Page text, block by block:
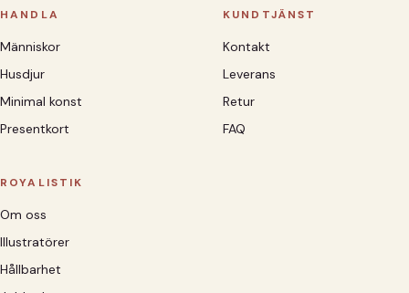
HANDLA
Människor
Husdjur
Minimal konst
Presentkort
KUNDTJÄNST
Kontakt
Leverans
Retur
FAQ
ROYALISTIK
Om oss
Illustratörer
Hållbarhet